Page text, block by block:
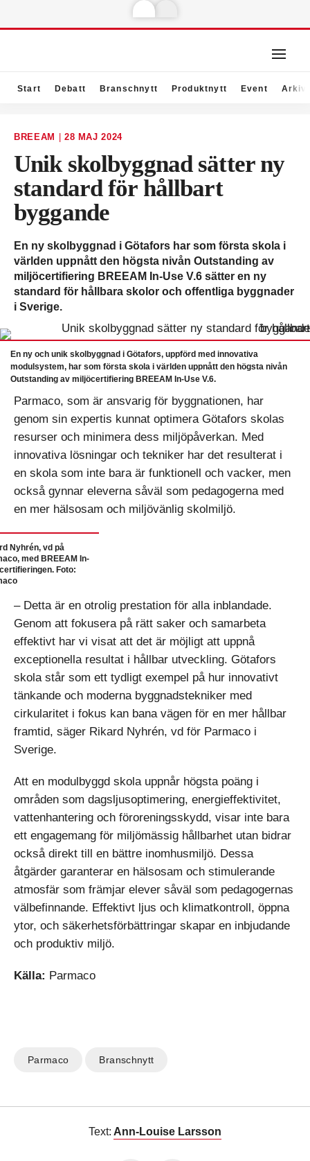
Start Debatt Branschnytt Produktnytt Event Arkiv
BREEAM 28 MAJ 2024
Unik skolbyggnad sätter ny
standard för hållbart
byggande
En ny skolbyggnad i Götafors har som första skola i
världen uppnått den högsta nivån Outstanding av
miljöcertifiering BREEAM In-Use V.6 sätter en ny
standard för hållbara skolor och offentliga byggnader
i Sverige.
En ny och unik skolbyggnad i Götafors, uppförd med innovativa
modulsystem, har som första skola i världen uppnått den högsta nivån
Outstanding av miljöcertifiering BREEAM In-Use V.6.
Parmaco, som är ansvarig för byggnationen, har
genom sin expertis kunnat optimera Götafors skolas
resurser och minimera dess miljöpåverkan. Med
innovativa lösningar och tekniker har det resulterat i
en skola som inte bara är funktionell och vacker, men
också gynnar eleverna såväl som pedagogerna med
en mer hälsosam och miljövänlig skolmiljö.
Nyhrén, vd på
med BREEAM In-
Foto:
– Detta är en otrolig prestation för alla inblandade.
Genom att fokusera på rätt saker och samarbeta
effektivt har vi visat att det är möjligt att uppnå
exceptionella resultat i hållbar utveckling. Götafors
skola står som ett tydligt exempel på hur innovativt
tänkande och moderna byggnadstekniker med
cirkularitet i fokus kan bana vägen för en mer hållbar
framtid, säger Rikard Nyhrén, vd för Parmaco i
Sverige.
Att en modulbyggd skola uppnår högsta poäng i
områden som dagsljusoptimering, energieffektivitet,
vattenhantering och föroreningsskydd, visar inte bara
ett engagemang för miljömässig hållbarhet utan bidrar
också direkt till en bättre inomhusmiljö. Dessa
åtgärder garanterar en hälsosam och stimulerande
atmosfär som främjar elever såväl som pedagogernas
välbefinnande. Effektivt ljus och klimatkontroll, öppna
ytor, och säkerhetsförbättringar skapar en inbjudande
och produktiv miljö.
Källa: Parmaco
Parmaco Branschnytt
Text: Ann-Louise Larsson